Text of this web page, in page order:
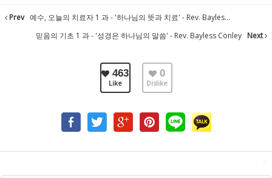
Prev 예수, 오늘의 치료자 1 과 - '하나님의 뜻과 치료' - Rev. Bayles...
믿음의 기초 1 과 - '성경은 하나님의 말씀' - Rev. Bayless Conley Next
463
Like
0
Dislike